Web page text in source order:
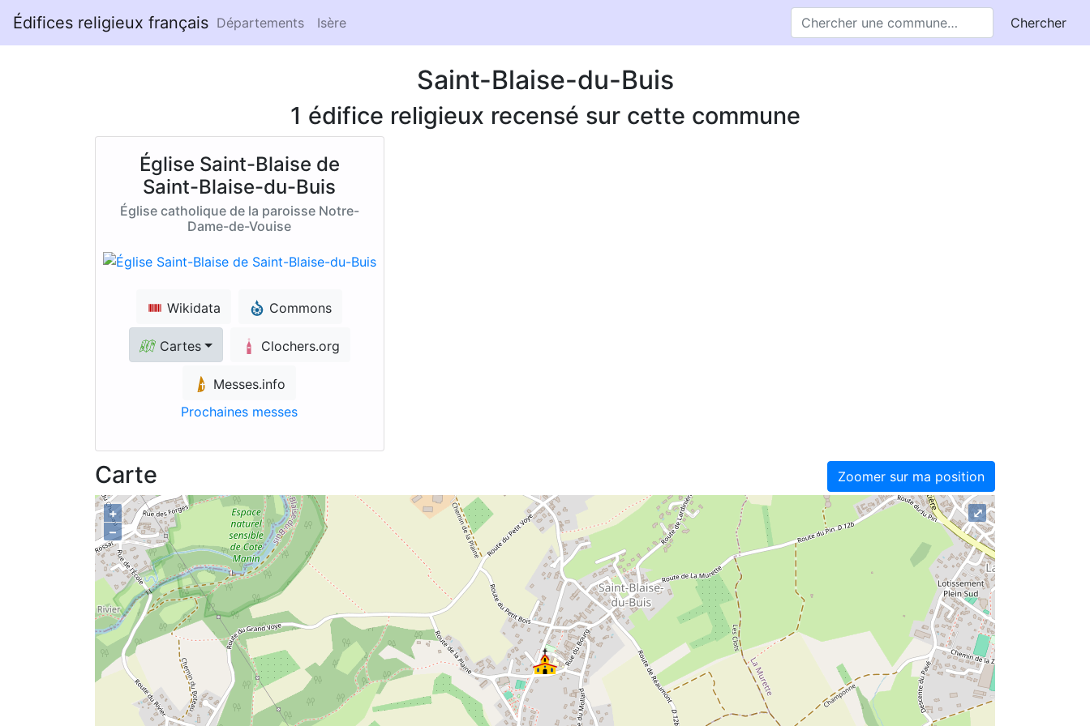
Édifices religieux français Départements Isère Chercher
Saint-Blaise-du-Buis
1 édifice religieux recensé sur cette commune
Église Saint-Blaise de
Saint-Blaise-du-Buis
Église catholique de la paroisse Notre-
Dame-de-Vouise
Wikidata Commons
Cartes Clochers.org
Messes.info
Prochaines messes
Zoomer sur ma position
Carte
+
–
⤢